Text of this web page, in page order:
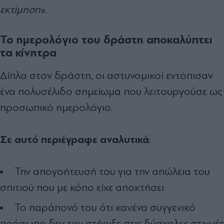
εκτίμηση».
Το ημερολόγιο του δράστη αποκαλύπτει
τα κίνητρα
Δίπλα στον δράστη, οι αστυνομικοί εντόπισαν
ένα πολυσέλιδο σημείωμα που λειτουργούσε ως
προσωπικό ημερολόγιο.
Σε αυτό περιέγραφε αναλυτικά:
Την απογοήτευσή του για την απώλεια του
σπιτιού που με κόπο είχε αποκτήσει
Το παράπονό του ότι κανένα συγγενικό